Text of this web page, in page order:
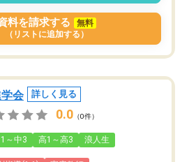
料を請求する
無料
（リストに追加する）
会 詳しく見る
0.0 （0件）
～中3 高1～高3 浪人生